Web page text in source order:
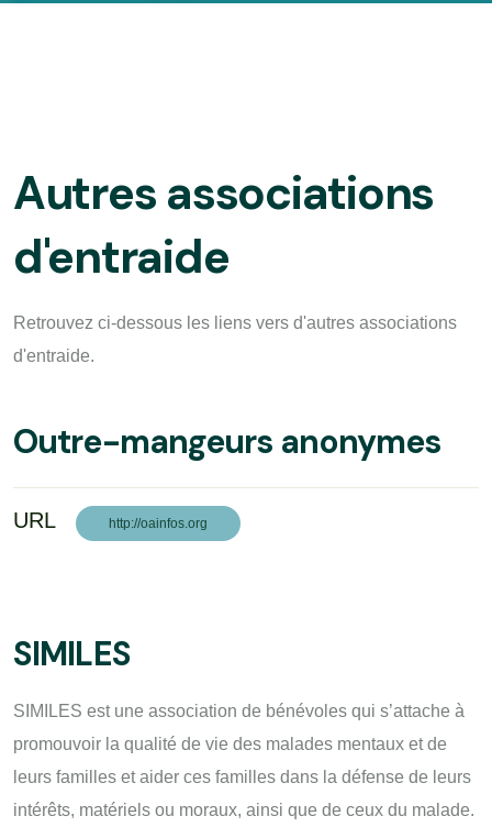
Autres associations
d'entraide
Retrouvez ci-dessous les liens vers d'autres associations
d'entraide.
Outre-mangeurs anonymes
URL http://oainfos.org
SIMILES
SIMILES est une association de bénévoles qui s’attache à
promouvoir la qualité de vie des malades mentaux et de
leurs familles et aider ces familles dans la défense de leurs
intérêts, matériels ou moraux, ainsi que de ceux du malade.